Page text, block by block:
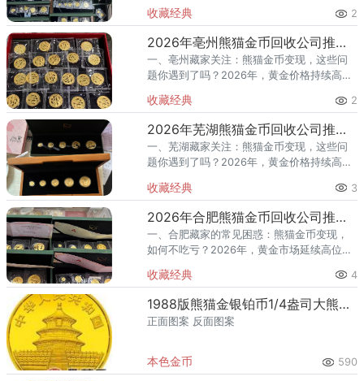
价值，深受市场青睐。最新回收行情显示，
30克熊猫金币回收价约2
收藏经典 2
2026年亳州熊猫金币回收公司推荐 亳州本地哪里回收更靠谱？
一、亳州藏家关注：熊猫金币变现，这些问
题你遇到了吗？2026年，黄金价格持续高位
资和收藏价值，深受市场青睐。最新回收行
情显示，30克熊猫金币回
收藏经典 2
2026年芜湖熊猫金币回收公司推荐 芜湖本地哪里回收更靠谱？
一、芜湖藏家关注：熊猫金币变现，这些问
题你遇到了吗？2026年，黄金价格持续高位
资和收藏价值，深受市场青睐。最新回收行
情显示，30克熊猫金币回
收藏经典 3
2026年合肥熊猫金币回收公司推荐 合肥哪里回收价格高？
一、合肥藏家的常见困惑：熊猫金币变现，
如何不吃亏？2026年，黄金市场延续高位震
投资保值与艺术收藏双重属性，一直是贵金
属市场的热门品种。202
收藏经典 4
1988版熊猫金银铂币1/4盎司大熊猫金币
正面图案 反面图案
本色金币 590